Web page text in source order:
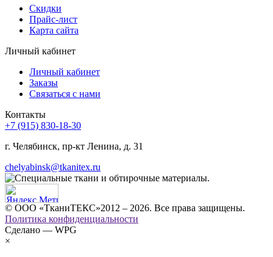
Скидки
Прайс-лист
Карта сайта
Личный кабинет
Личный кабинет
Заказы
Связаться с нами
Контакты
+7 (915) 830-18-30
г. Челябинск, пр-кт Ленина, д. 31
chelyabinsk@tkanitex.ru
© ООО «ТканиТЕКС»2012 – 2026. Все права защищены.
Политика конфиденциальности
Сделано — WPG
×